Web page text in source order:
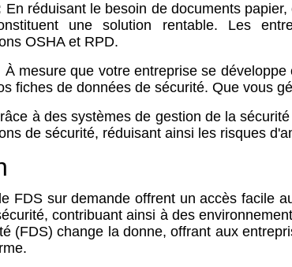
En réduisant le besoin de documents
une solution rentable. Les
OSHA et RPD.
À mesure que votre entreprise se
fiches de données de sécurité. Que vous
à des systèmes de gestion de la
de sécurité, réduisant ainsi les risques
FDS sur demande offrent un accès facile
contribuant ainsi à des
(FDS) change la donne, offrant aux